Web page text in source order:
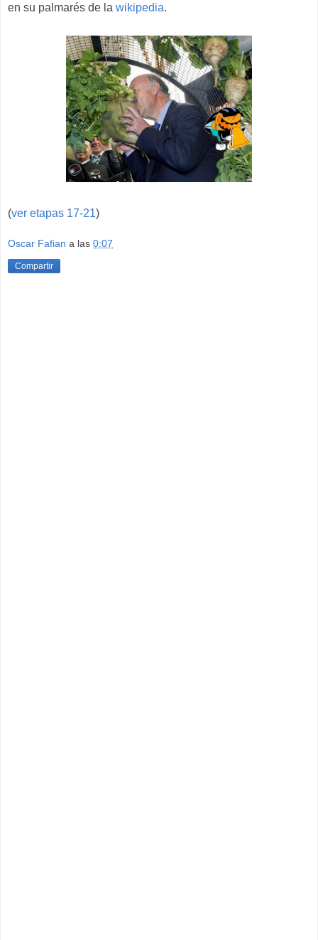
en su palmarés de la wikipedia.
(ver etapas 17-21)
Oscar Fafian a las 0:07
Compartir